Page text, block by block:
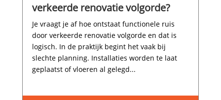
verkeerde renovatie volgorde?
Je vraagt je af hoe ontstaat functionele ruis
door verkeerde renovatie volgorde en dat is
logisch.​ In de praktijk begint het vaak bij
slechte planning.​ Installaties worden te laat
geplaatst of vloeren al gelegd...